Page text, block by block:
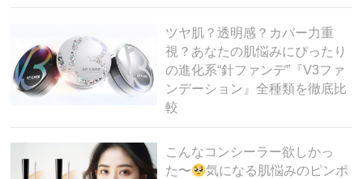
ツヤ肌？透明感？カバー力重
視？あなたの肌悩みにぴったり
の進化系“針ファンデ”『V3ファ
ンデーション』全種類を徹底比
較
こんなコンシーラー欲しかっ
た〜
気になる肌悩みのピンポ